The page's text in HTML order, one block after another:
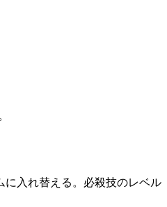
に入れ替える。必殺技のレベル